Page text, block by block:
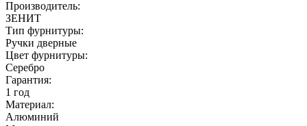
Производитель:
ЗЕНИТ
Тип фурнитуры:
Ручки дверные
Цвет фурнитуры:
Серебро
Гарантия:
1 год
Материал:
Алюминий